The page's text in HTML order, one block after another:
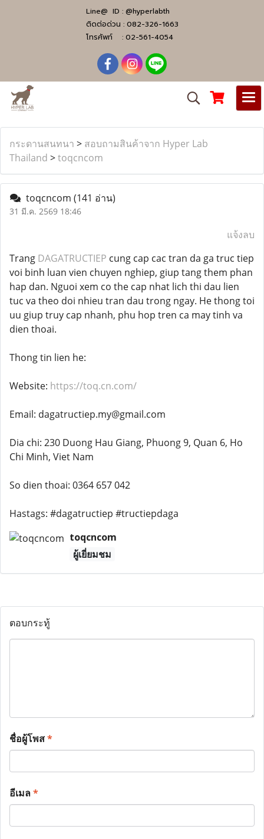
Line@ ID : @hyperlabth
ติดต่อด่วน : 082-326-1663
โทรศัพท์ : 02-561-4054
กระดานสนทนา > สอบถามสินค้าจาก Hyper Lab
Thailand >toqcncom
toqcncom (141 อ่าน)
31 มี.ค. 2569 18:46
แจ้งลบ
Trang DAGATRUCTIEP cung cap cac tran da ga truc tiep
voi binh luan vien chuyen nghiep, giup tang them phan
hap dan. Nguoi xem co the cap nhat lich thi dau lien
tuc va theo doi nhieu tran dau trong ngay. He thong toi
uu giup truy cap nhanh, phu hop tren ca may tinh va
dien thoai.
Thong tin lien he:
Website: https://toq.cn.com/
Email: dagatructiep.my@gmail.com
Dia chi: 230 Duong Hau Giang, Phuong 9, Quan 6, Ho
Chi Minh, Viet Nam
So dien thoai: 0364 657 042
Hastags: #dagatructiep #tructiepdaga
toqcncom
ผู้เยี่ยมชม
ตอบกระทู้
ชื่อผู้โพส*
อีเมล*